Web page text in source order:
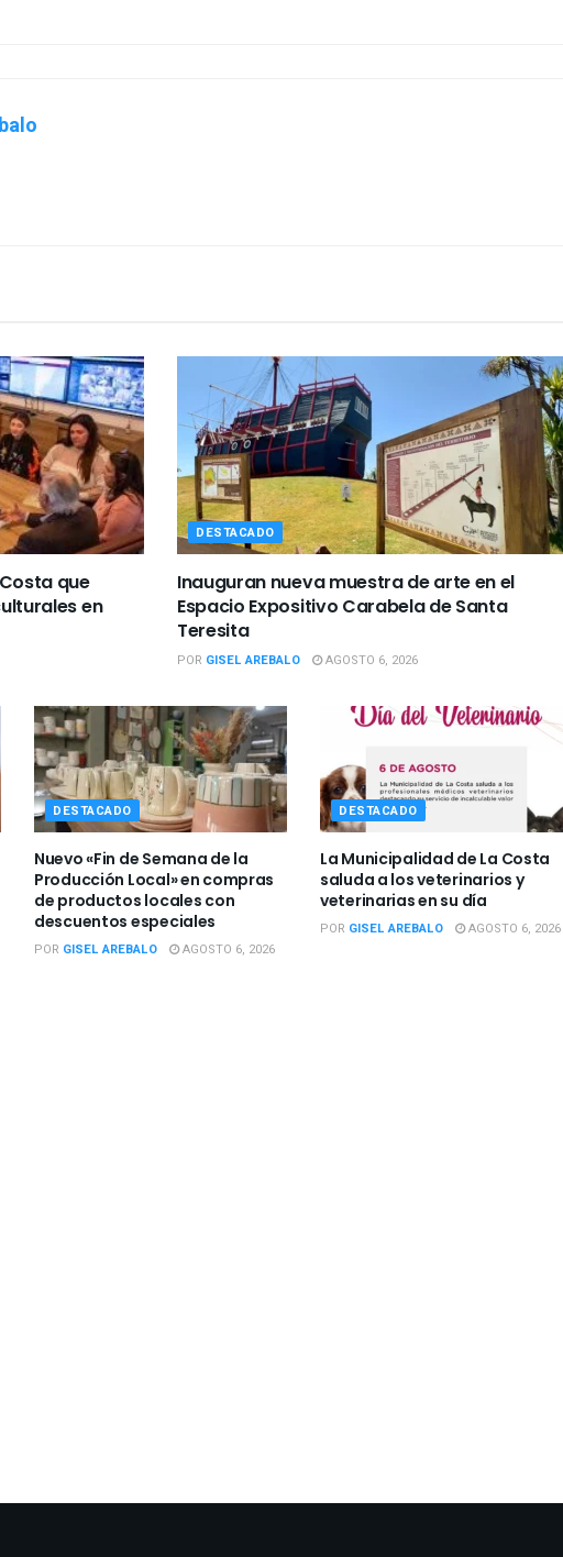
que
en
DESTACADO
Inauguran nueva muestra de arte en el
Espacio Expositivo Carabela de Santa
Teresita
POR GISEL AREBALO AGOSTO 6, 2026
DESTACADO
Nuevo «Fin de Semana de la
Producción Local» en compras
de productos locales con
descuentos especiales
POR GISEL AREBALO AGOSTO 6, 2026
DESTACADO
La Municipalidad de La Costa
saluda a los veterinarios y
veterinarias en su día
POR GISEL AREBALO AGOSTO 6, 2026